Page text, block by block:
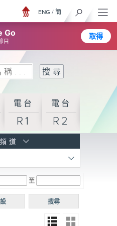
Go
目
取得
ENG / 簡
電台
R1
電台
R2
電台
普通
道
至
搜尋